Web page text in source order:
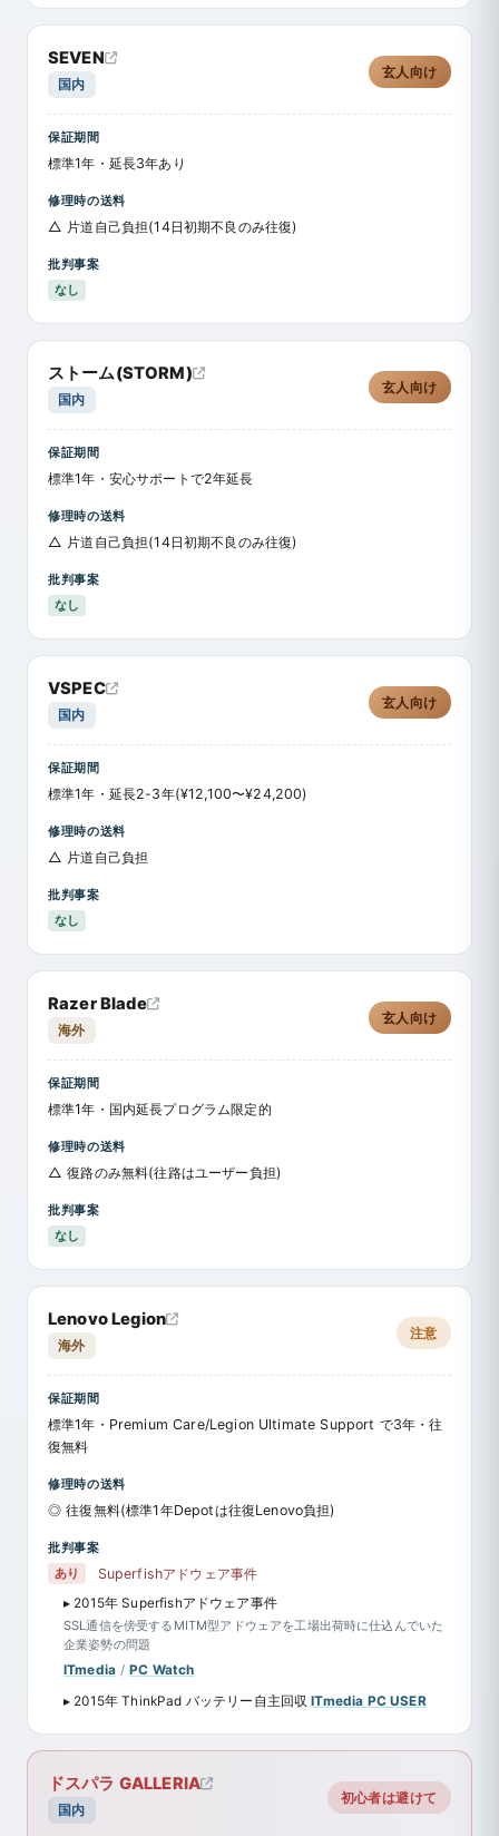
SEVEN
国内
保証期間
標準1年・延長3年あり
修理時の送料
△ 片道自己負担(14日初期不良のみ往復)
批判事案
なし
玄人向け
ストーム(STORM)
国内
保証期間
標準1年・安心サポートで2年延長
修理時の送料
△ 片道自己負担(14日初期不良のみ往復)
批判事案
なし
玄人向け
VSPEC
国内
保証期間
標準1年・延長2-3年(¥12,100〜¥24,200)
修理時の送料
△ 片道自己負担
批判事案
なし
玄人向け
Razer Blade
海外
保証期間
標準1年・国内延長プログラム限定的
修理時の送料
△ 復路のみ無料(往路はユーザー負担)
批判事案
なし
玄人向け
Lenovo Legion
海外
保証期間
標準1年・Premium Care/Legion Ultimate Support で3年・往
復無料
修理時の送料
◎ 往復無料(標準1年Depotは往復Lenovo負担)
批判事案
あり
Superfishアドウェア事件
▸ 2015年 Superfishアドウェア事件
SSL通信を傍受するMITM型アドウェアを工場出荷時に仕込んでいた
企業姿勢の問題
ITmedia / PC Watch
▸ 2015年 ThinkPad バッテリー自主回収ITmedia PC USER
注意
ドスパラ GALLERIA
国内
初心者は避けて